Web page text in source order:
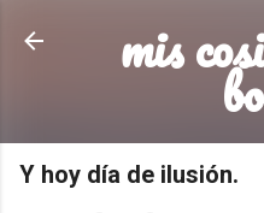
Ir al
mis
Y hoy día de ilusión.